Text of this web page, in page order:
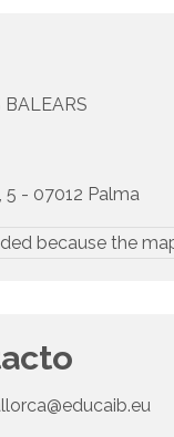
BALEARS
5 - 07012 Palma
because the